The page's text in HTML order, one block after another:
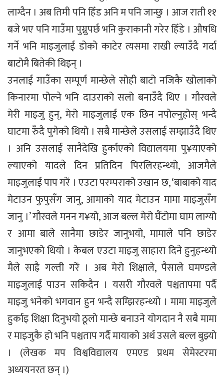
लाग्दैन । अब तिमी पनि हिँड अनि म पनि जान्छु । आज राती ११
बजे भए पनि गाउँमा पुग्नुपर्छ भनि कुराकानी गरेर हिँडे । औषधि
गर्ने भनि माइजुलाई डोको काटेर त्यसमा राखी ल्याउँदै गर्दा
बाटोमै बितेकी थिइन् ।
उनलाई गाउँका सम्पूर्ण मान्छेले सोही बाटो नजिकै खोलाको
किनारमा पोल्ने भनि दाउराको सलो बनाउँदै थिए । गौरवले
मेरी माइजु हुन्, मेरो माइजुलाई एक छिन नपोल्नुहोस् भन्दै
घाटमा रुँदै पुगेको थियो । सबै मान्छेले उसलाई सम्झाउँदै थिए
। अनि उसलाई सानैदेखि हुर्काएको विद्यालयमा पु¥याएको
ल्याएको यादले दिन प्रतिदिन पिरलिरहन्थ्यो, आजमैले
माइजुलाई पाप गरें । एउटा परम्पराको उखान छ, ‘बाबाको याद
मेटाउन फुपुसँग जानु, आमाको याद मेटाउन मामा माइजुसँग
जानु ।’ गौरवले मनन ग¥यो, आज बल्ल मेरो घैंटोमा घाम लाग्यो
र आमा बाले सानैमा छाडेर जानुभयो, मामाले पनि छाडेर
जानुभएको थियो । केबल एउटा माइजु साहारा दिने हुनुहन्थ्यो
मैले साह्रै गल्ती गरें । अब मेरो शिक्षाले, पैसाले घमण्डले
माइजुलाई पाउन सकिदैन । यसरी गौरवले पश्चतापमा पर्दै
माइजु भनेको भगवान हुन भन्दै सम्झिरहन्थ्यो । मामा माइजुले
हुर्काइ शिक्षा दिनुभयो ठूलो मान्छे बनाउने योगदान नै सबै मामा
र माइजुकै हो भनि पश्चताप गर्दै मायाको अर्थ उसले बल्ल बुझ्यो
। (लेखक मप विश्वविद्यालय एमएड प्रथम सेमेस्टरमा
अध्ययनरत छन् ।)